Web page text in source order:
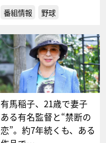
番組情報 野球
有馬稲子、21歳で妻子
ある有名監督と“禁断の
恋”。約7年続くも、ある